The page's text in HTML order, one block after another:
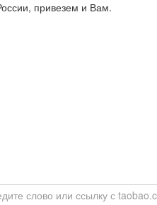
привезем и Вам.